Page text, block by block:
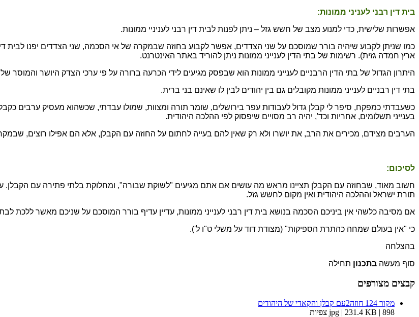
בית דין רבני לעניני ממונות:
אפשרות שלישית, כדי למנוע מצב של חשש גזל – ניתן לפנות לבית דין רבני לעניניי ממונות.
כמו שניתן לקבוע שיהיה בורר שמוסכם על שני הצדדים, אפשר לקבוע בחוזה שבמקרה של אי הסכמה, שני הצדדים יפנו לבית דין
ארץ חמדה גזית). רשימות של בתי הדין לענייני ממונות ניתן להוריד באתר האינטרנט.
היתרון הגדול של בתי הדין הרבניים לענייני ממונות הוא שבפסק מגיעים לידי הכרעה ברורה על פי ערכי הצדק היושר והמוסר
בתי דין רבניים לענייני ממונות מקובלים גם בין יהודים לבין לו שאינם בני ברית.
כשעבדתי כמפקח, סיפר לי קבלן גדול לעבודות עפר בירושלים, שומר תורה ומצוות, שמולו עבדתי, שכשהוא מעסיק ערבים
בענייני תשלומים, אחריות וכד', יהיה רב מסויים שיפסוק לפי ההלכה היהודית.
הערבים מצידם, מכירים את הרב, את יושרו ולא רק שאין להם בעייה לחתום על החוזה עם הקבלן, אלא הם אפילו רוצים,
לסיכום:
חשוב מאוד, שבחוזה עם הקבלן תציינו מראש מה עושים אם אתם מגיעים "לשוקת שבורה", ומחלוקת בלתי פתירה עם הקבלן.
תורת ישראל וההלכה היהודית ואין מקום לחשש גזל.
אם מסיבה כלשהי אין ביניכם הסכמה בנושא בית דין רבני לענייני ממונות, עדיין עדיף בורר המוסכם על שניכם מאשר ללכת
כי "אין בעולם שמחה כהתרת הספיקות" (מצודת דוד על משלי ט"ו ל').
בהצלחה
סוף מעשה בתכנון תחילה
קבצים מצורפים
מקור 124 חוזה2עם קבלן והקאדי של היהודים
jpg | 231.4 KB | 898 צפיות